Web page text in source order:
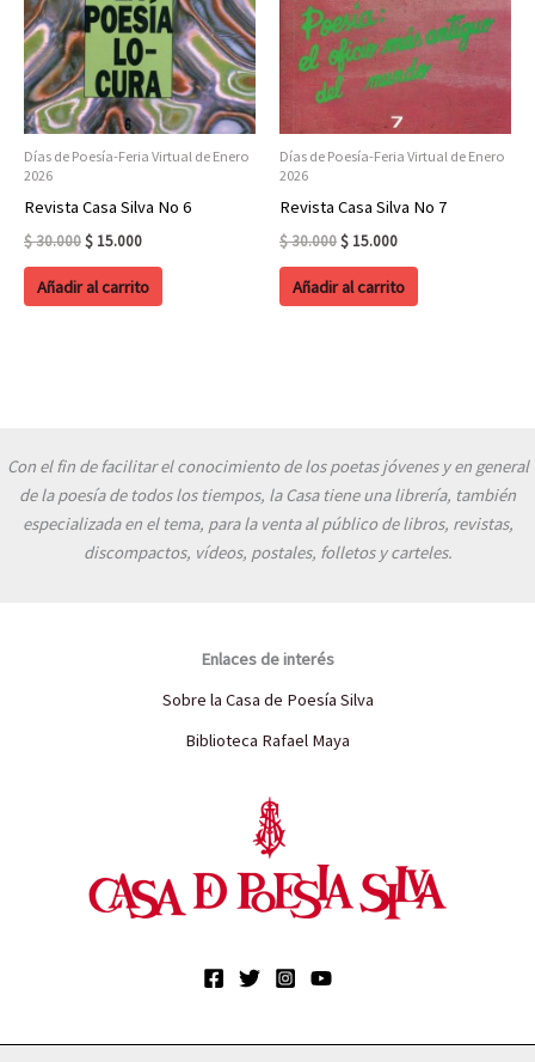
Días de Poesía-Feria Virtual de Enero
2026
Revista Casa Silva No 6
$30.000 Original
was:
$ 15.000Current
is:
$ 15.000.
Añadir al carrito
Días de Poesía-Feria Virtual de Enero
2026
Revista Casa Silva No 7
$30.000 Original
was:
$ 15.000Current
is:
$ 15.000.
Añadir al carrito
Con el fin de facilitar el conocimiento de los poetas jóvenes y en general
de la poesía de todos los tiempos, la Casa tiene una librería, también
especializada en el tema, para la venta al público de libros, revistas,
discompactos, vídeos, postales, folletos y carteles.
Enlaces de interés
Sobre la Casa de Poesía Silva
Biblioteca Rafael Maya